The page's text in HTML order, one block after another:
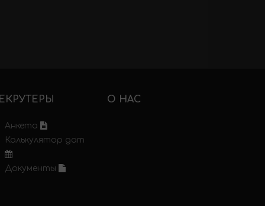
Анкета
Калькулятор дат
Документы
О НАС